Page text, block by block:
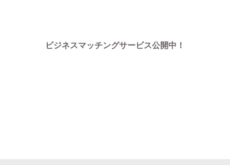
ビジネスマッチングサービス公開中！